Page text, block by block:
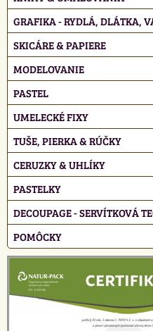
GRAFIKA - RYDLÁ, DLÁTKA,
SKICÁRE & PAPIERE
MODELOVANIE
PASTEL
UMELECKÉ FIXY
TUŠE, PIERKA & RÚČKY
CERUZKY & UHLÍKY
PASTELKY
DECOUPAGE - SERVÍTKOVÁ
POMÔCKY